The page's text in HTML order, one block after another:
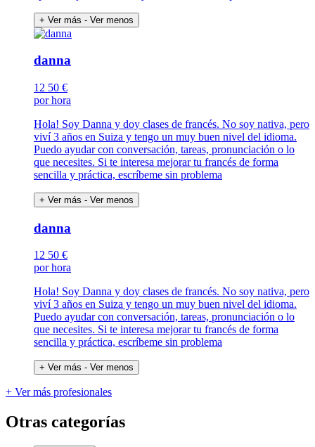
+ Ver más - Ver menos
danna
12 50 €
por hora
Hola! Soy Danna y doy clases de francés. No soy nativa, pero
viví 3 años en Suiza y tengo un muy buen nivel del idioma.
Puedo ayudar con conversación, tareas, pronunciación o lo
que necesites. Si te interesa mejorar tu francés de forma
sencilla y práctica, escríbeme sin problema
+ Ver más - Ver menos
danna
12 50 €
por hora
Hola! Soy Danna y doy clases de francés. No soy nativa, pero
viví 3 años en Suiza y tengo un muy buen nivel del idioma.
Puedo ayudar con conversación, tareas, pronunciación o lo
que necesites. Si te interesa mejorar tu francés de forma
sencilla y práctica, escríbeme sin problema
+ Ver más - Ver menos
+ Ver más profesionales
Otras categorías